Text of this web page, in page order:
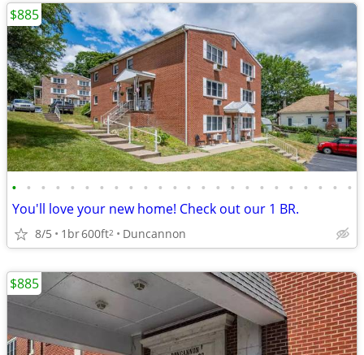
• • • • • • • • • • • • • • • • • • • • • • • •
You'll love your new home! Check out our 1 BR.
8/5 1br600ft2 Duncannon
$885
$885